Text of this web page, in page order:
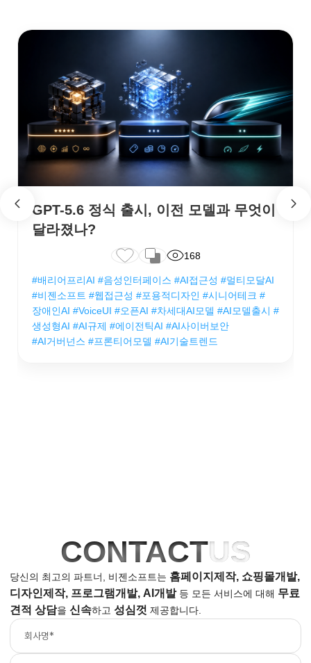
GPT-5.6 정식 출시, 이전 모델과 무엇이
달라졌나?
168
#배리어프리AI #음성인터페이스 #AI접근성 #멀티모달AI
#비젠소프트 #웹접근성 #포용적디자인 #시니어테크 #
장애인AI #VoiceUI #오픈AI #차세대AI모델 #AI모델출시 #
생성형AI #AI규제 #에이전틱AI #AI사이버보안
#AI거버넌스 #프론티어모델 #AI기술트렌드
CONTACTUS
당신의 최고의 파트너, 비젠소프트는 홈페이지제작, 쇼핑몰개발,
디자인제작, 프로그램개발, AI개발등 모든 서비스에 대해 무료
견적 상담을 신속하고 성심껏 제공합니다.